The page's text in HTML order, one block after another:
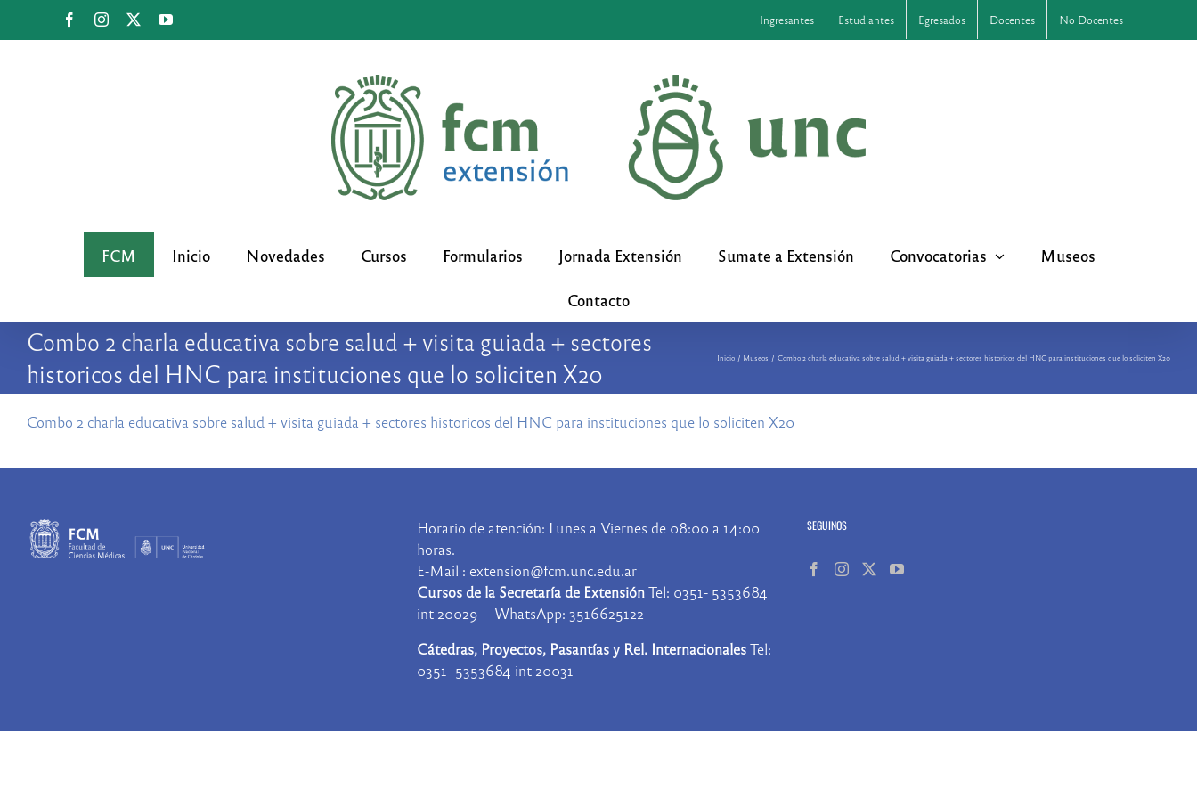
FacebookInstagram YouTube Ingresantes Estudiantes Egresados Docentes No Docentes
FCM Inicio Novedades Cursos Formularios Jornada Extensión Sumate a Extensión Convocatorias Museos
Contacto
Combo 2 charla educativa sobre salud + visita guiada + sectores
historicos del HNC para instituciones que lo soliciten X20
Inicio Museos Combo 2 charla educativa sobre salud + visita guiada + sectores historicos del HNC para instituciones que lo soliciten X20
Combo 2 charla educativa sobre salud + visita guiada + sectores historicos del HNC para instituciones que lo soliciten X20
Horario de atención: Lunes a Viernes de 08:00 a 14:00
horas.
E-Mail : extension@fcm.unc.edu.ar
Cursos de la Secretaría de ExtensiónTel: 0351- 5353684
int 20029 – WhatsApp: 3516625122
Cátedras, Proyectos, Pasantías y Rel. InternacionalesTel:
0351- 5353684 int 20031
SEGUINOS